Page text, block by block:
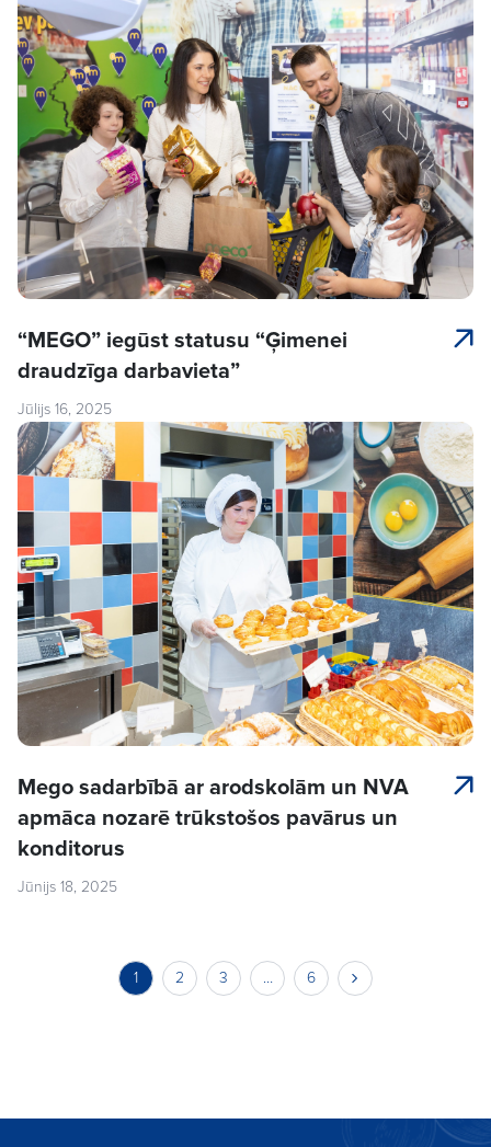
“MEGO” iegūst statusu “Ģimenei
draudzīga darbavieta”
Jūlijs 16, 2025
Mego sadarbībā ar arodskolām un NVA
apmāca nozarē trūkstošos pavārus un
konditorus
Jūnijs 18, 2025
1 2 3 … 6